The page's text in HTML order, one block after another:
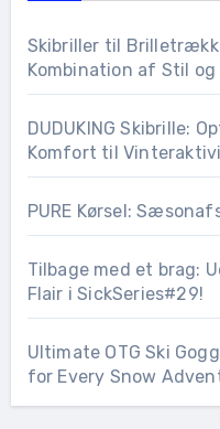
Skibriller til
Kombination af Stil
DUDUKING Skibrille:
Komfort til
PURE Kørsel:
Tilbage med et brag:
Flair i SickSeries#29!
Ultimate OTG Ski
for Every Snow